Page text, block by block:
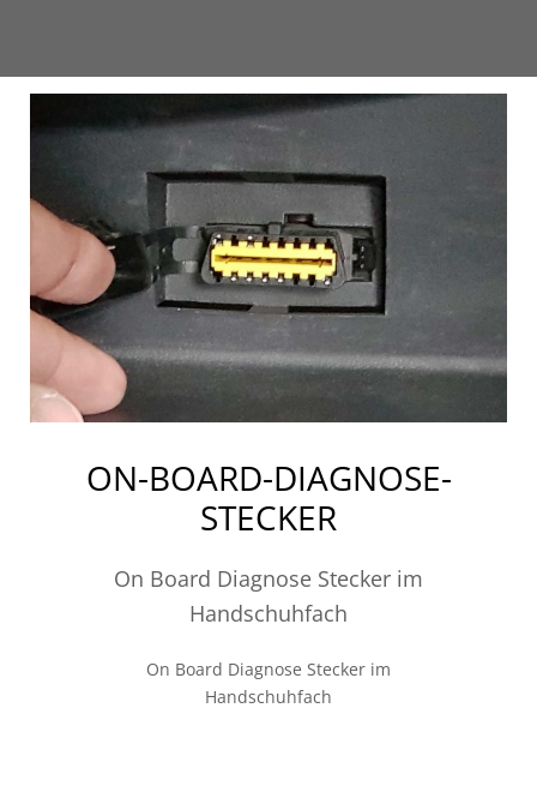
ON-BOARD-DIAGNOSE-
STECKER
On Board Diagnose Stecker im
Handschuhfach
On Board Diagnose Stecker im
Handschuhfach